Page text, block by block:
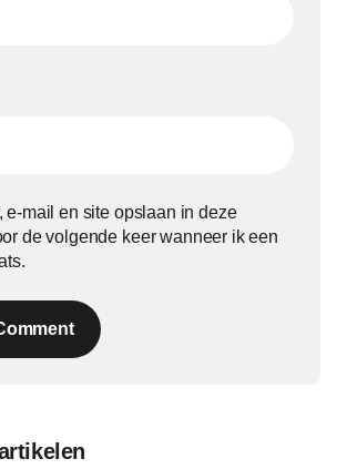
e-mail en site opslaan in deze
de volgende keer wanneer ik een